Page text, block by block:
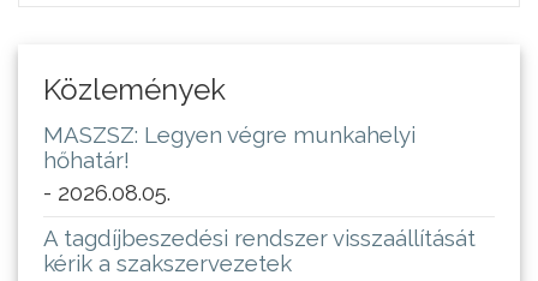
Közlemények
MASZSZ: Legyen végre munkahelyi
hőhatár!
- 2026.08.05.
A tagdíjbeszedési rendszer visszaállítását
kérik a szakszervezetek